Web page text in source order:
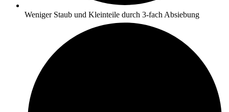
Weniger Staub und Kleinteile durch 3-fach Absiebung